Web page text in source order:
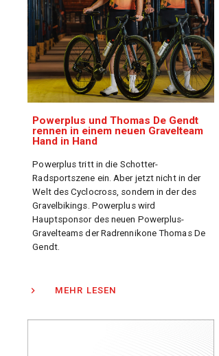
Powerplus und Thomas De Gendt
rennen in einem neuen Gravelteam
Hand in Hand
Powerplus tritt in die Schotter-
Radsportszene ein. Aber jetzt nicht in der
Welt des Cyclocross, sondern in der des
Gravelbikings. Powerplus wird
Hauptsponsor des neuen Powerplus-
Gravelteams der Radrennikone Thomas De
Gendt.
MEHR LESEN